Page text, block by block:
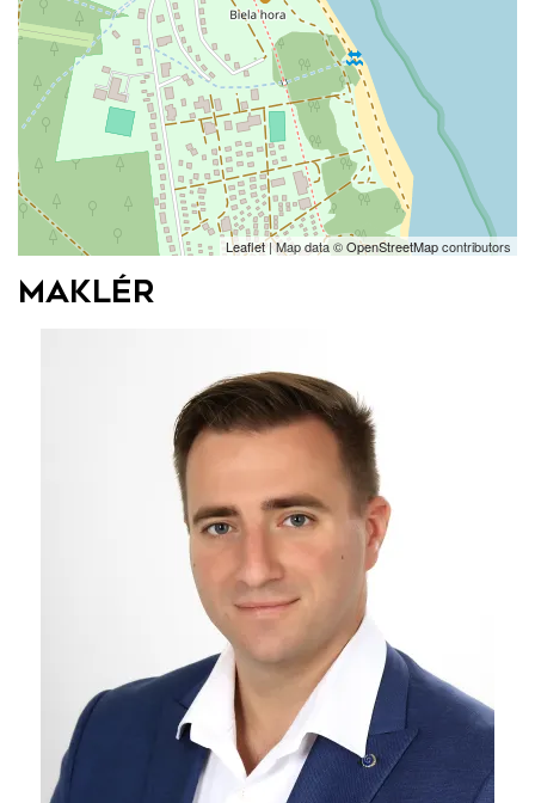
Leaflet| Map data ©OpenStreetMapcontributors
Maklér